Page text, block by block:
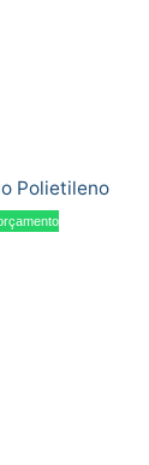
Polietileno